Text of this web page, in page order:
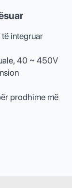
integruar
40 ~ 450V
prodhime më